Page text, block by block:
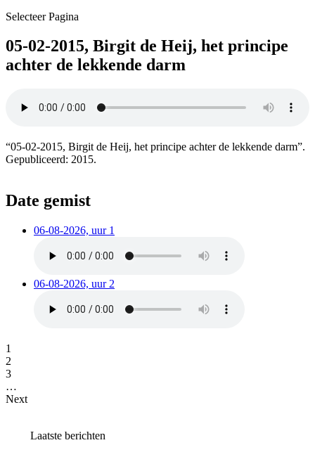
Selecteer Pagina
05-02-2015, Birgit de Heij, het principe
achter de lekkende darm
“05-02-2015, Birgit de Heij, het principe achter de lekkende darm”.
Gepubliceerd: 2015.
Date gemist
06-08-2026, uur 1
06-08-2026, uur 2
1
2
3
…
Next
Laatste berichten